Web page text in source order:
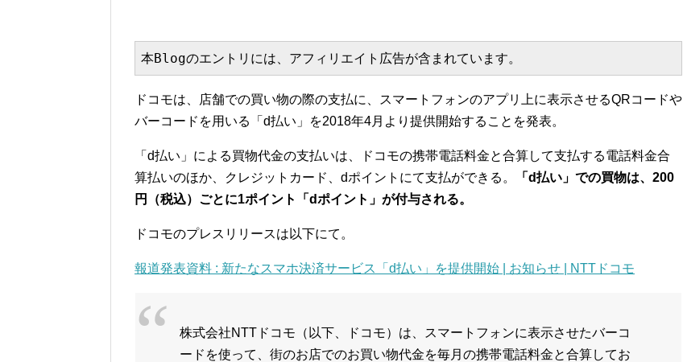
本Blogのエントリには、アフィリエイト広告が含まれています。
ドコモは、店舗での買い物の際の支払に、スマートフォンのアプリ上に表示させるQRコードや
バーコードを用いる「d払い」を2018年4月より提供開始することを発表。
「d払い」による買物代金の支払いは、ドコモの携帯電話料金と合算して支払する電話料金合
算払いのほか、クレジットカード、dポイントにて支払ができる。
「d払い」での買物は、200
円（税込）ごとに1ポイント「dポイント」が付与される。
ドコモのプレスリリースは以下にて。
報道発表資料 : 新たなスマホ決済サービス「d払い」を提供開始 | お知らせ | NTTドコモ
株式会社NTTドコモ（以下、ドコモ）は、スマートフォンに表示させたバーコ
ードを使って、街のお店でのお買い物代金を毎月の携帯電話料金と合算してお